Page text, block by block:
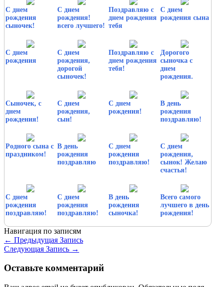
С днем
рождения
сыночек!
С днем
рождения!
всего лучшего!
Поздравляю с
днем рождения
тебя
С днем
рождения сына
С днем
рождения
С днем
рождения,
дорогой
сыночек!
Поздравляю с
днем рождения
тебя!
Дорогого
сыночка с
днем
рождения.
Сыночек, с
днем
рождения!
С днем
рождения,
сын!
С днем
рождения!
В день
рождения
поздравляю!
Родного сына с
праздником!
В день
рождения
поздравляю
С днем
рождения
поздравляю!
С днем
рождения,
сынок! Желаю
счастья!
С днем
рождения
поздравляю!
С днем
рождения
поздравляю!
В день
рождения
сыночка!
Всего самого
лучшего в день
рождения!
Навигация по записям
← Предыдущая Запись
Следующая Запись →
Оставьте комментарий